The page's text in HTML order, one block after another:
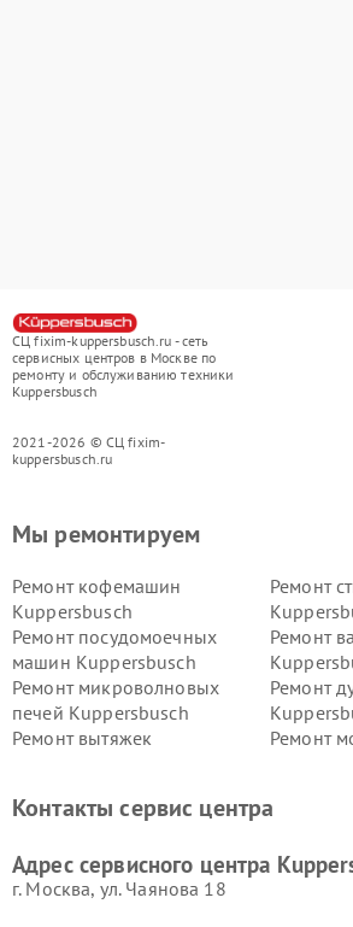
СЦ fixim-kuppersbusch.ru - сеть
сервисных центров в Москве по
ремонту и обслуживанию техники
Kuppersbusch
2021-2026 © СЦ fixim-
kuppersbusch.ru
Мы ремонтируем
Ремонт кофемашин
Kuppersbusch
Ремонт
Ремонт посудомоечных
машин Kuppersbusch
Ремонт
Ремонт микроволновых
печей Kuppersbusch
Ремонт
Ремонт вытяжек
Ремонт
Kuppersbusch
Ремонт сушильных машин
Контакты сервис центра
Адрес сервисного центра
г. Москва, ул. Чаянова 18